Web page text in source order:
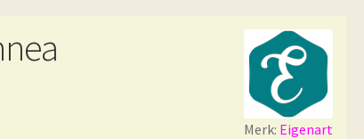
Merk: Eigenart